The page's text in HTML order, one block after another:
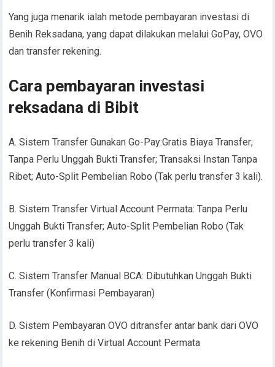
Yang juga menarik ialah metode pembayaran investasi di
Benih Reksadana, yang dapat dilakukan melalui GoPay, OVO
dan transfer rekening.
Cara pembayaran investasi
reksadana di Bibit
A. Sistem Transfer Gunakan Go-Pay:Gratis Biaya Transfer;
Tanpa Perlu Unggah Bukti Transfer; Transaksi Instan Tanpa
Ribet; Auto-Split Pembelian Robo (Tak perlu transfer 3 kali).
B. Sistem Transfer Virtual Account Permata: Tanpa Perlu
Unggah Bukti Transfer; Auto-Split Pembelian Robo (Tak
perlu transfer 3 kali)
C. Sistem Transfer Manual BCA: Dibutuhkan Unggah Bukti
Transfer (Konfirmasi Pembayaran)
D. Sistem Pembayaran OVO ditransfer antar bank dari OVO
ke rekening Benih di Virtual Account Permata